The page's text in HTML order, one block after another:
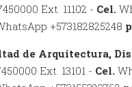
Ext. 11102 - Cel.
+573182825248
de Arquitectura,
Ext. 13101 - Cel.